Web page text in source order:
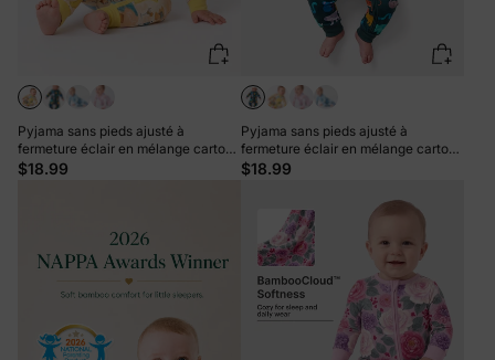
Pyjama sans pieds ajusté à
fermeture éclair en mélange cartoon
neutre en bambou pour bébé, jaune
$18.99
Pyjama sans pieds ajusté à
fermeture éclair en mélange cartoon
neutre en bambou pour bébé, vert
$18.99